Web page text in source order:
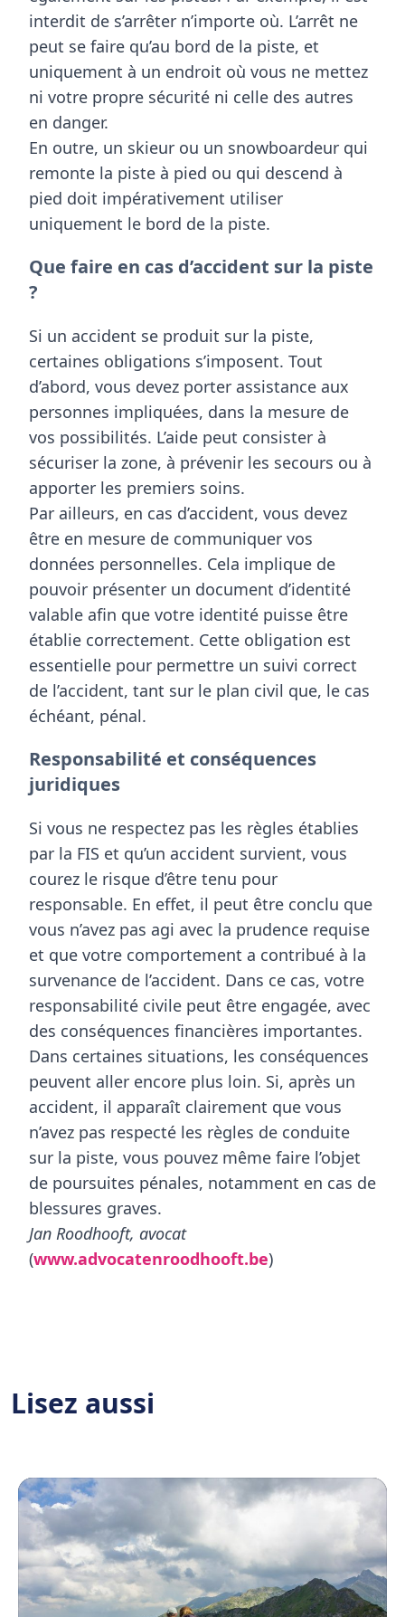
interdit de s’arrêter n’importe où. L’arrêt ne
peut se faire qu’au bord de la piste, et
uniquement à un endroit où vous ne mettez
ni votre propre sécurité ni celle des autres
en danger.
En outre, un skieur ou un snowboardeur qui
remonte la piste à pied ou qui descend à
pied doit impérativement utiliser
uniquement le bord de la piste.
Que faire en cas d’accident sur la piste
?
Si un accident se produit sur la piste,
certaines obligations s’imposent. Tout
d’abord, vous devez porter assistance aux
personnes impliquées, dans la mesure de
vos possibilités. L’aide peut consister à
sécuriser la zone, à prévenir les secours ou à
apporter les premiers soins.
Par ailleurs, en cas d’accident, vous devez
être en mesure de communiquer vos
données personnelles. Cela implique de
pouvoir présenter un document d’identité
valable afin que votre identité puisse être
établie correctement. Cette obligation est
essentielle pour permettre un suivi correct
de l’accident, tant sur le plan civil que, le cas
échéant, pénal.
Responsabilité et conséquences
juridiques
Si vous ne respectez pas les règles établies
par la FIS et qu’un accident survient, vous
courez le risque d’être tenu pour
responsable. En effet, il peut être conclu que
vous n’avez pas agi avec la prudence requise
et que votre comportement a contribué à la
survenance de l’accident. Dans ce cas, votre
responsabilité civile peut être engagée, avec
des conséquences financières importantes.
Dans certaines situations, les conséquences
peuvent aller encore plus loin. Si, après un
accident, il apparaît clairement que vous
n’avez pas respecté les règles de conduite
sur la piste, vous pouvez même faire l’objet
de poursuites pénales, notamment en cas de
blessures graves.
Jan Roodhooft, avocat
(www.advocatenroodhooft.be)
Lisez aussi